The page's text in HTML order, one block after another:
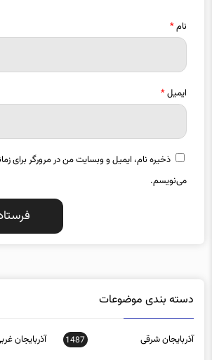
نام*
ایمیل*
ذخیره نام، ایمیل و وبسایت من در مرورگر برای
می‌نویسم.
دسته بندی موضوعات
آذربایجان شرقی 1487 آذربایجان